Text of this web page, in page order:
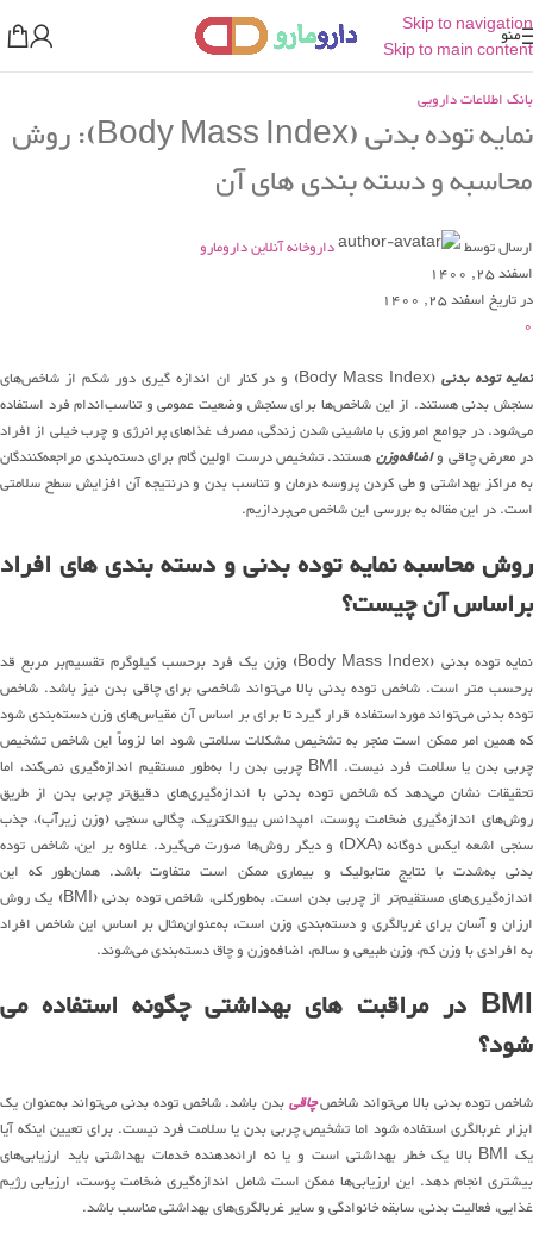
Skip to navigation
Skip to main content
منو
بانک اطلاعات دارویی
نمایه توده بدنی (Body Mass Index): روش
محاسبه و دسته بندی های آن
ارسال توسط
داروخانه آنلاین دارومارو
اسفند 25, 1400
در تاریخ اسفند 25, 1400
0
نمایه توده بدنی
(Body Mass Index) و در کنار ان اندازه گیری دور شکم از شاخص‌های
سنجش بدنی هستند. از این شاخص‌ها برای سنجش وضعیت عمومی و تناسب‌اندام فرد استفاده
می‌شود. در جوامع امروزی با ماشینی شدن زندگی، مصرف غذاهای پرانرژی و چرب خیلی از افراد
در معرض چاقی واضافه‌وزنهستند. تشخیص درست اولین گام برای دسته‌بندی مراجعه‌کنندگان
به مراکز بهداشتی و طی کردن پروسه درمان و تناسب بدن و درنتیجه آن افزایش سطح سلامتی
است. در این مقاله به بررسی این شاخص می‌پردازیم.
روش محاسبه نمایه توده بدنی و دسته بندی های افراد
براساس آن چیست؟
نمایه توده بدنی (Body Mass Index) وزن یک فرد برحسب کیلوگرم تقسیم‌بر مربع قد
برحسب متر است. شاخص توده بدنی بالا می‌تواند شاخصی برای چاقی بدن نیز باشد. شاخص
توده بدنی می‌تواند مورداستفاده قرار گیرد تا برای بر اساس آن مقیاس‌های وزن دسته‌بندی شود
که همین امر ممکن است منجر به تشخیص مشکلات سلامتی شود اما لزوماً این شاخص تشخیص
چربی بدن یا سلامت فرد نیست. BMI چربی بدن را به‌طور مستقیم اندازه‌گیری نمی‌کند، اما
تحقیقات نشان می‌دهد که شاخص توده بدنی با اندازه‌گیری‌های دقیق‌تر چربی بدن از طریق
روش‌های اندازه‌گیری ضخامت پوست، امپدانس بیوالکتریک، چگالی سنجی (وزن زیرآب)، جذب
سنجی اشعه ایکس دوگانه (DXA) و دیگر روش‌ها صورت می‌گیرد. علاوه بر این، شاخص توده
بدنی به‌شدت با نتایج متابولیک و بیماری ممکن است متفاوت باشد. همان‌طور که این
اندازه‌گیری‌های مستقیم‌تر از چربی بدن است. به‌طورکلی، شاخص توده بدنی (BMI) یک روش
ارزان و آسان برای غربالگری و دسته‌بندی وزن است، به‌عنوان‌مثال بر اساس این شاخص افراد
به افرادی با وزن کم، وزن طبیعی و سالم، اضافه‌وزن و چاق دسته‌بندی می‌شوند.
BMI در مراقبت های بهداشتی چگونه استفاده می
شود؟
شاخص توده بدنی بالا می‌تواند شاخصچاقیبدن باشد. شاخص توده بدنی می‌تواند به‌عنوان یک
ابزار غربالگری استفاده شود اما تشخیص چربی بدن یا سلامت فرد نیست. برای تعیین اینکه آیا
یک BMI بالا یک خطر بهداشتی است و یا نه ارائه‌دهنده خدمات بهداشتی باید ارزیابی‌های
بیشتری انجام دهد. این ارزیابی‌ها ممکن است شامل اندازه‌گیری ضخامت پوست، ارزیابی رژیم
غذایی، فعالیت بدنی، سابقه خانوادگی و سایر غربالگری‌های بهداشتی مناسب باشد.